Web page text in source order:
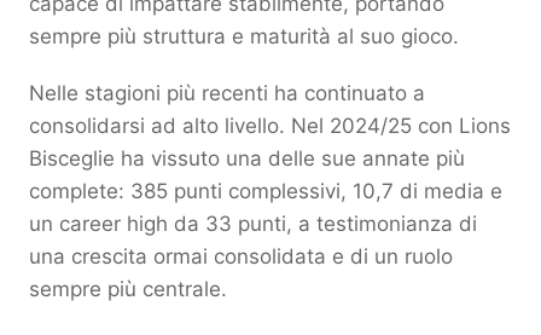
sempre più struttura e maturità al suo gioco.
Nelle stagioni più recenti ha continuato a
consolidarsi ad alto livello. Nel 2024/25 con Lions
Bisceglie ha vissuto una delle sue annate più
complete: 385 punti complessivi, 10,7 di media e
un career high da 33 punti, a testimonianza di
una crescita ormai consolidata e di un ruolo
sempre più centrale.